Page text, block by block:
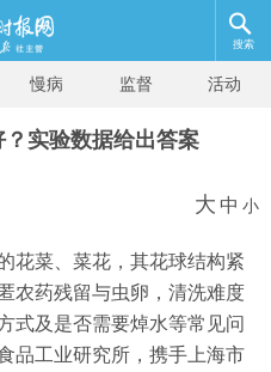
搜索
慢病 监督 活动
实验数据给出答案
大 中 小
花菜、菜花，其花球结构紧
农药残留与虫卵，清洗难度
式及是否需要焯水等常见问
品工业研究所，携手上海市